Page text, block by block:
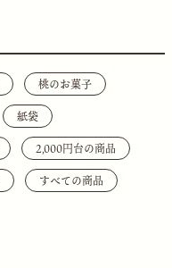
桃のお菓子
紙袋
2,000円台の商品
すべての商品